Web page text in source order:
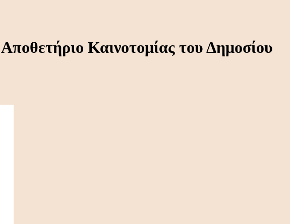
Καινοτομίας του Δημοσίου